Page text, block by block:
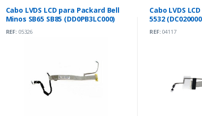
Cabo LVDS LCD para Packard Bell
Minos SB65 SB85 (DD0PB3LC000)
REF:05326
Cabo LVDS
5532
REF:04117